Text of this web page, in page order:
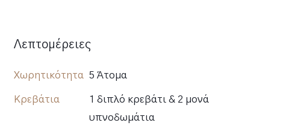
Λεπτομέρειες
Χωρητικότητα 5 Άτομα
Κρεβάτια
1 διπλό κρεβάτι & 2 μονά
υπνοδωμάτια